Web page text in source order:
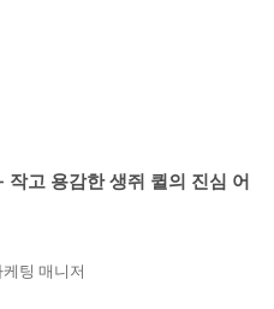
고 용감한 생쥐 퀼의 진심 어
팅 매니저